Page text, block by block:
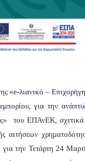
«e-λιανικό –
για την
» του ΕΠΑνΕΚ, σχετικά
αιτήσεων
για την Τετάρτη 24